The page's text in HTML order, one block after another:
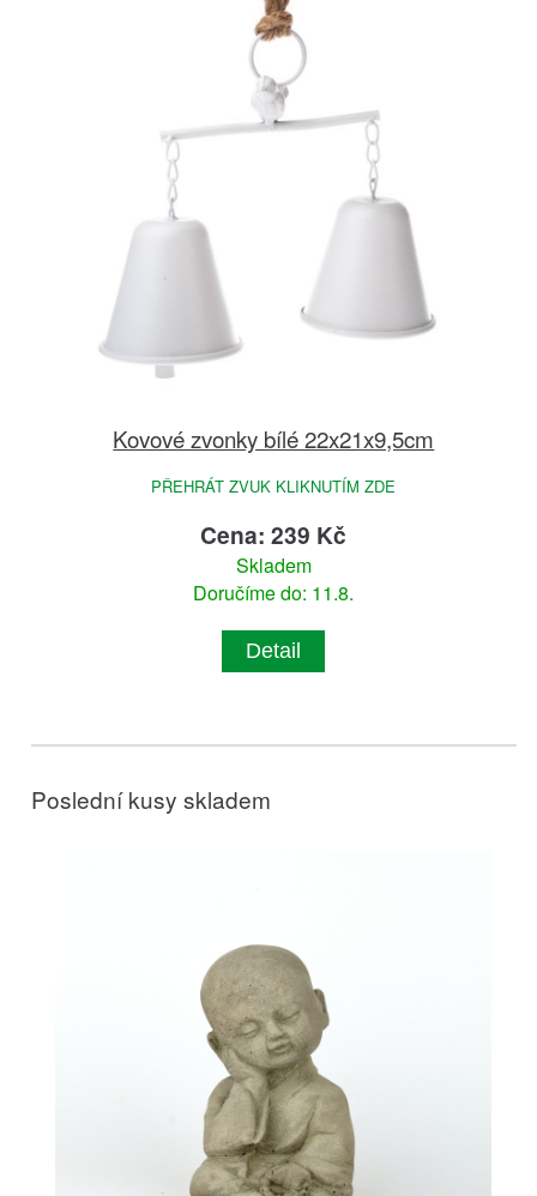
Kovové zvonky bílé 22x21x9,5cm
PŘEHRÁT ZVUK KLIKNUTÍM ZDE
Cena: 239 Kč
Skladem
Doručíme do: 11.8.
Detail
Poslední kusy skladem